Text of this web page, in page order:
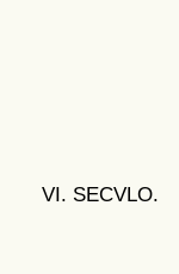
VI. SECVLO.